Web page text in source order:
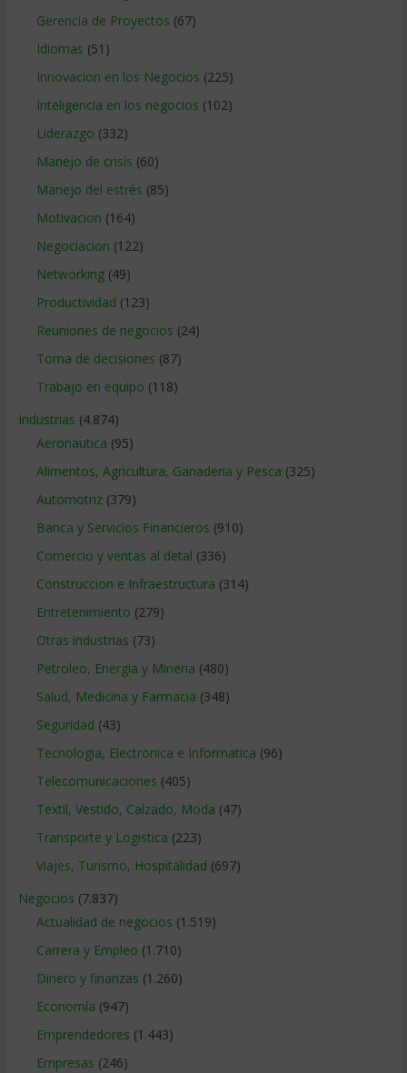
Gerencia de Proyectos (67)
Idiomas (51)
Innovacion en los Negocios (225)
Inteligencia en los negocios (102)
Liderazgo (332)
Manejo de crisis (60)
Manejo del estrés (85)
Motivacion (164)
Negociacion (122)
Networking(49)
Productividad (123)
Reuniones de negocios (24)
Toma de decisiones (87)
Trabajo en equipo (118)
Industrias (4.874)
Aeronautica (95)
Alimentos, Agricultura, Ganaderia y Pesca (325)
Automotriz(379)
Banca y Servicios Financieros (910)
Comercio y ventas al detal (336)
Construccion e Infraestructura (314)
Entretenimiento (279)
Otras industrias (73)
Petroleo, Energia y Mineria (480)
Salud, Medicina y Farmacia (348)
Seguridad (43)
Tecnologia, Electronica e Informatica (96)
Telecomunicaciones (405)
Textil, Vestido, Calzado, Moda (47)
Transporte y Logistica (223)
Viajes, Turismo, Hospitalidad (697)
Negocios (7.837)
Actualidad de negocios (1.519)
Carrera y Empleo (1.710)
Dinero y finanzas (1.260)
Economía (947)
Emprendedores (1.443)
Empresas (246)